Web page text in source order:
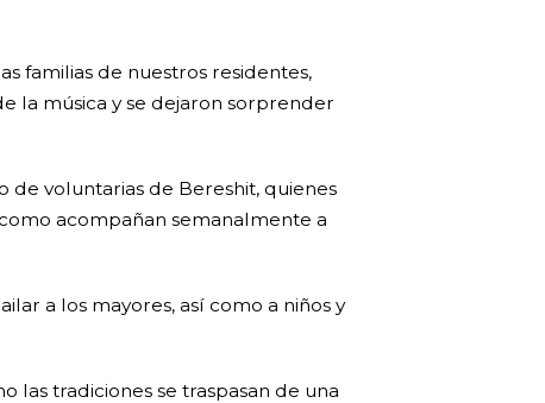
familias de nuestros residentes,
la música y se dejaron sorprender
de voluntarias de Bereshit, quienes
acompañan semanalmente a
a los mayores, así como a niños y
las tradiciones se traspasan de una